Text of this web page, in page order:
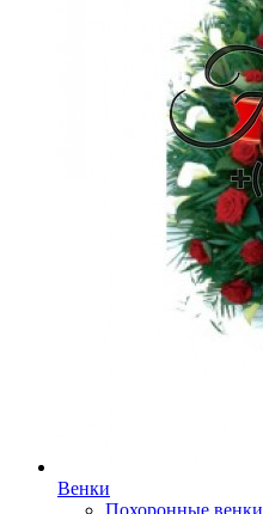
Венки
Похоронные венки